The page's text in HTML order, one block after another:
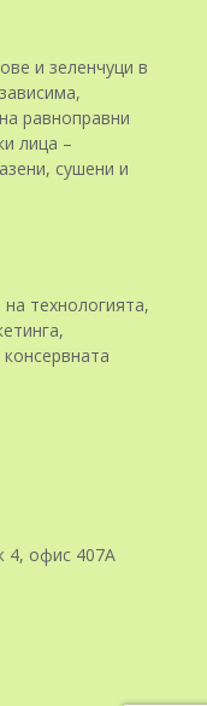
и зеленчуци в
равноправни
лица –
сушени и
технологията,
4, офис 407А